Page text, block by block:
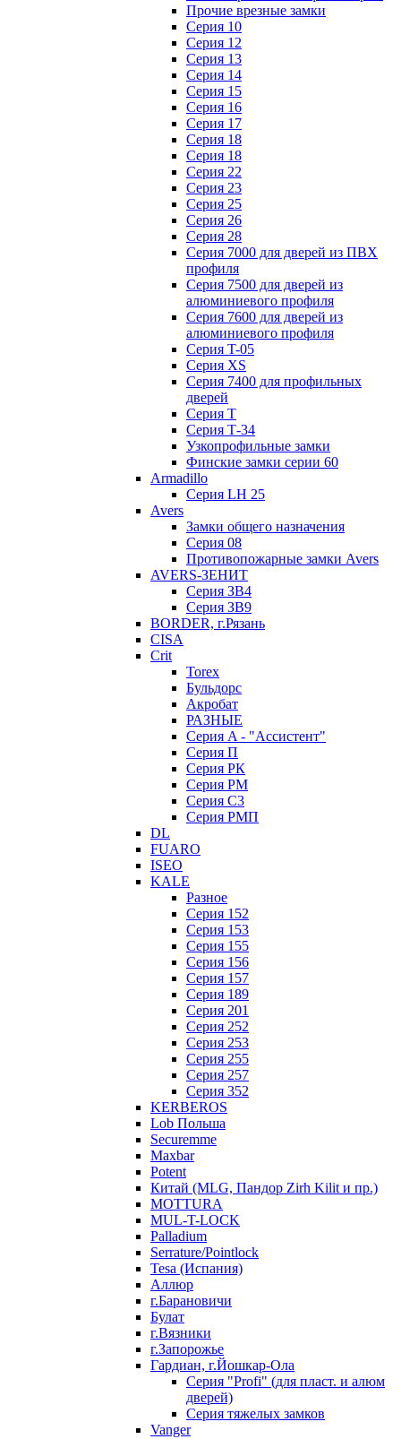
Прочие врезные замки
Серия 10
Серия 12
Серия 13
Серия 14
Серия 15
Серия 16
Серия 17
Серия 18
Серия 18
Серия 22
Серия 23
Серия 25
Серия 26
Серия 28
Серия 7000 для дверей из ПВХ
профиля
Серия 7500 для дверей из
алюминиевого профиля
Серия 7600 для дверей из
алюминиевого профиля
Серия T-05
Серия XS
Серия 7400 для профильных
дверей
Серия Т
Серия Т-34
Узкопрофильные замки
Финские замки серии 60
Armadillo
Серия LH 25
Avers
Замки общего назначения
Серия 08
Противопожарные замки Avers
AVERS-ЗЕНИТ
Серия ЗВ4
Серия ЗВ9
BORDER, г.Рязань
CISA
Crit
Torex
Бульдорс
Акробат
РАЗНЫЕ
Серия A - "Ассистент"
Серия П
Серия РК
Серия РМ
Серия С3
Серия РМП
DL
FUARO
ISEO
KALE
Разное
Серия 152
Серия 153
Серия 155
Серия 156
Серия 157
Серия 189
Серия 201
Серия 252
Серия 253
Серия 255
Серия 257
Серия 352
KERBEROS
Lob Польша
Securemme
Maxbar
Potent
Китай (MLG, Пандор Zirh Kilit и пр.)
MOTTURA
MUL-T-LOCK
Palladium
Serrature/Pointlock
Tesa (Испания)
Аллюр
г.Барановичи
Булат
г.Вязники
г.Запорожье
Гардиан, г.Йошкар-Ола
Серия "Profi" (для пласт. и алюм
дверей)
Серия тяжелых замков
Vanger